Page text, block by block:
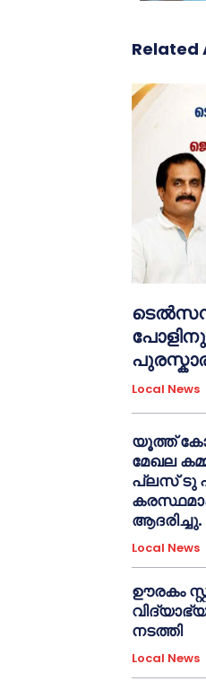
Related
ടെൽസൻ
Local News
യൂത്ത്
മേഖല
പ്ലസ് ടു
ആദരിച്ചു.
Local News
ഊരകം
നടത്തി
Local News